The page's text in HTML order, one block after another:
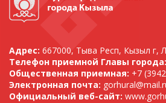
Адрес: 667000, Тыва Респ, Кызыл г,
Телефон приемной Главы города:
Общественная приемная: +7
Электронная почта:
Официальный веб-сайт: